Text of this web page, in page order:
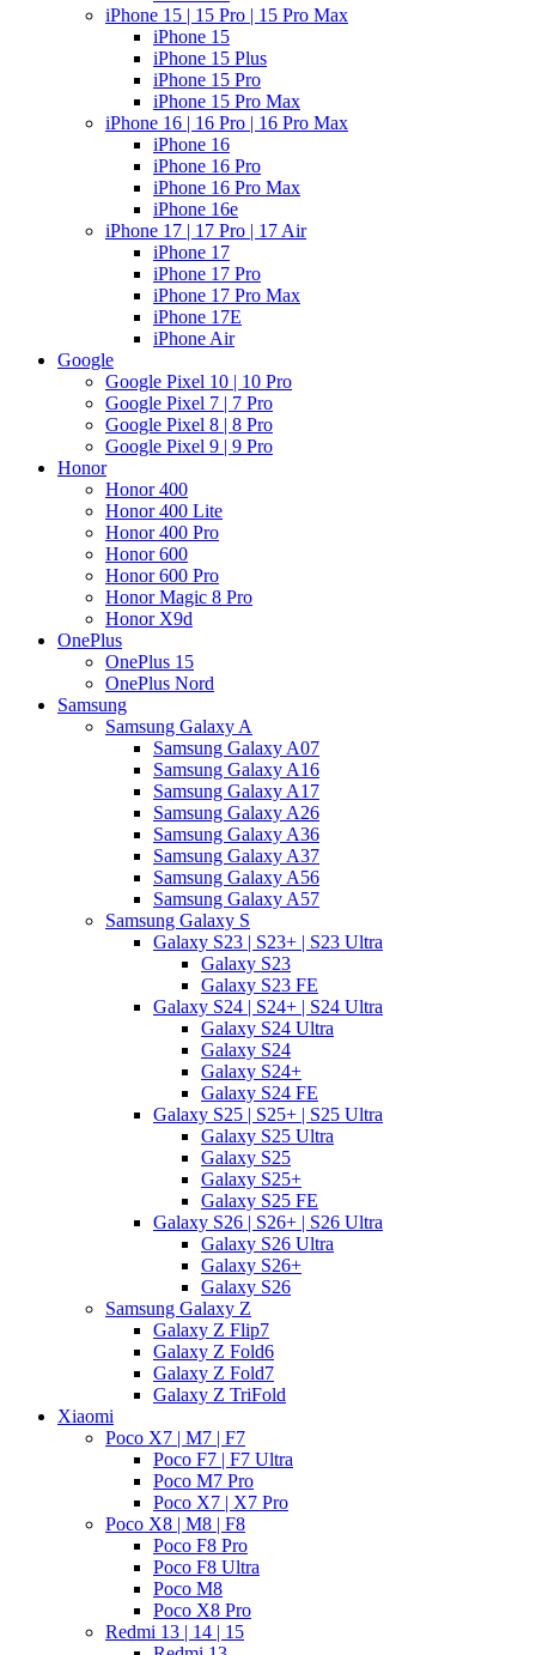
iPhone 15 | 15 Pro | 15 Pro Max
iPhone 15
iPhone 15 Plus
iPhone 15 Pro
iPhone 15 Pro Max
iPhone 16 | 16 Pro | 16 Pro Max
iPhone 16
iPhone 16 Pro
iPhone 16 Pro Max
iPhone 16e
iPhone 17 | 17 Pro | 17 Air
iPhone 17
iPhone 17 Pro
iPhone 17 Pro Max
iPhone 17E
iPhone Air
Google
Google Pixel 10 | 10 Pro
Google Pixel 7 | 7 Pro
Google Pixel 8 | 8 Pro
Google Pixel 9 | 9 Pro
Honor
Honor 400
Honor 400 Lite
Honor 400 Pro
Honor 600
Honor 600 Pro
Honor Magic 8 Pro
Honor X9d
OnePlus
OnePlus 15
OnePlus Nord
Samsung
Samsung Galaxy A
Samsung Galaxy A07
Samsung Galaxy A16
Samsung Galaxy A17
Samsung Galaxy A26
Samsung Galaxy A36
Samsung Galaxy A37
Samsung Galaxy A56
Samsung Galaxy A57
Samsung Galaxy S
Galaxy S23 | S23+ | S23 Ultra
Galaxy S23
Galaxy S23 FE
Galaxy S24 | S24+ | S24 Ultra
Galaxy S24 Ultra
Galaxy S24
Galaxy S24+
Galaxy S24 FE
Galaxy S25 | S25+ | S25 Ultra
Galaxy S25 Ultra
Galaxy S25
Galaxy S25+
Galaxy S25 FE
Galaxy S26 | S26+ | S26 Ultra
Galaxy S26 Ultra
Galaxy S26+
Galaxy S26
Samsung Galaxy Z
Galaxy Z Flip7
Galaxy Z Fold6
Galaxy Z Fold7
Galaxy Z TriFold
Xiaomi
Poco X7 | M7 | F7
Poco F7 | F7 Ultra
Poco M7 Pro
Poco X7 | X7 Pro
Poco X8 | M8 | F8
Poco F8 Pro
Poco F8 Ultra
Poco M8
Poco X8 Pro
Redmi 13 | 14 | 15